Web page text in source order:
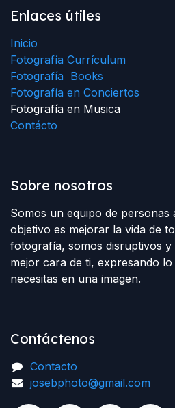
Enlaces útiles
Inicio
Fotografía Currículum
Fotografía Books
Fotografía en Conciertos
Fotografía en Musica
Contácto
Sobre nosotros
Somos un equipo de personas
objetivo es mejorar la vida de
fotografía, somos disruptivos
mejor cara de ti, expresando
necesitas en una imagen.
Contáctenos
Contacto
josebphoto@gmail.com